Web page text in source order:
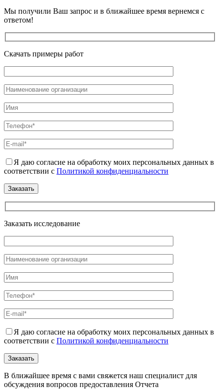
Мы получили Ваш запрос и в ближайшее время вернемся с
ответом!
Скачать примеры работ
Я даю согласие на обработку моих персональных данных в
соответствии с Политикой конфиденциальности
Заказать исследование
Я даю согласие на обработку моих персональных данных в
соответствии с Политикой конфиденциальности
В ближайшее время с вами свяжется наш специалист для
обсуждения вопросов предоставления Отчета